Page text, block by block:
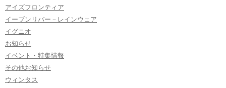
アイズフロンティア
イーブンリバー－レインウェア
イグニオ
お知らせ
イベント・特集情報
その他お知らせ
ウィンタス